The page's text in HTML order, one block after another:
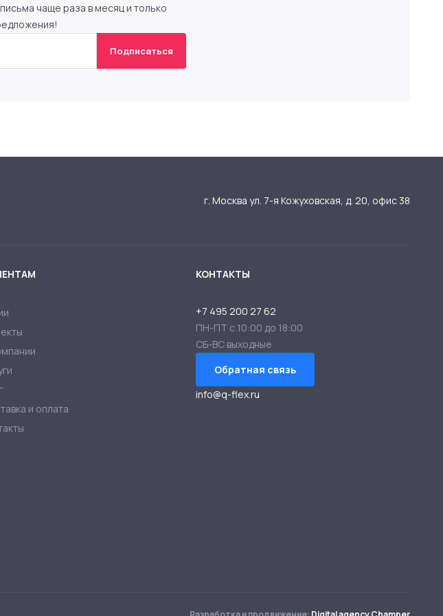
чаще раза в месяц и только
Подписаться
г. Москва ул. 7-я Кожуховская, д. 20, офис 38
и оплата
КОНТАКТЫ
+7 495 200 27 62
ПН-ПТ с 10:00 до 18:00
СБ-ВС выходные
Обратная связь
info@q-flex.ru